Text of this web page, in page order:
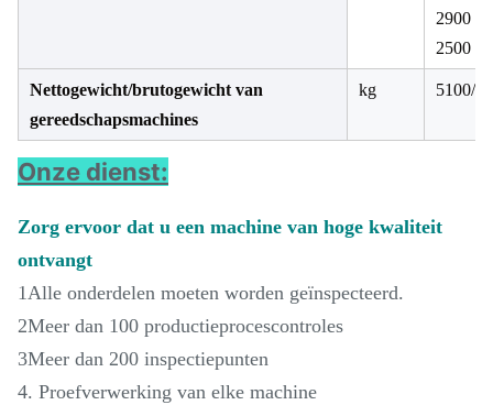
2900 ×
2500
Nettogewicht/brutogewicht van
gereedschapsmachines
kg 5100/
Onze dienst:
Zorg ervoor dat u een machine van hoge kwaliteit
ontvangt
1Alle onderdelen moeten worden geïnspecteerd.
2Meer dan 100 productieprocescontroles
3Meer dan 200 inspectiepunten
4. Proefverwerking van elke machine